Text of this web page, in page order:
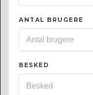
ANTAL BRUGERE
BESKED